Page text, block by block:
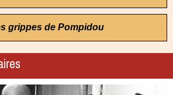
grippes de Pompidou